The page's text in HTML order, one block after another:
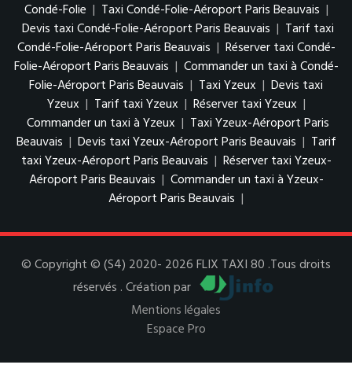
Condé-Folie | Taxi Condé-Folie-Aéroport Paris Beauvais |
Devis taxi Condé-Folie-Aéroport Paris Beauvais | Tarif taxi
Condé-Folie-Aéroport Paris Beauvais | Réserver taxi Condé-
Folie-Aéroport Paris Beauvais | Commander un taxi à Condé-
Folie-Aéroport Paris Beauvais | Taxi Yzeux | Devis taxi
Yzeux | Tarif taxi Yzeux | Réserver taxi Yzeux |
Commander un taxi à Yzeux | Taxi Yzeux-Aéroport Paris
Beauvais | Devis taxi Yzeux-Aéroport Paris Beauvais | Tarif
taxi Yzeux-Aéroport Paris Beauvais | Réserver taxi Yzeux-
Aéroport Paris Beauvais | Commander un taxi à Yzeux-
Aéroport Paris Beauvais |
© Copyright © (S4) 2020- 2026 FLIX TAXI 80 .Tous droits
réservés . Création par
Mentions légales
Espace Pro